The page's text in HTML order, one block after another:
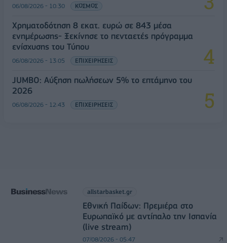
06/08/2026 - 10:30 ΚΟΣΜΟΣ
Χρηματοδότηση 8 εκατ. ευρώ σε 843 μέσα
ενημέρωσης- Ξεκίνησε το πενταετές πρόγραμμα
ενίσχυσης του Τύπου
06/08/2026 - 13:05 ΕΠΙΧΕΙΡΗΣΕΙΣ
JUMBO: Αύξηση πωλήσεων 5% το επτάμηνο του
2026
06/08/2026 - 12:43 ΕΠΙΧΕΙΡΗΣΕΙΣ
allstarbasket.gr
Εθνική Παίδων: Πρεμιέρα στο
Ευρωπαϊκό με αντίπαλο την Ισπανία
(live stream)
07/08/2026 - 05:47